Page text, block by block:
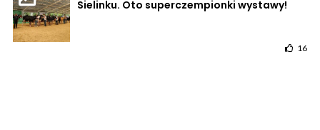
Sielinku. Oto superczempionki wystawy!
16